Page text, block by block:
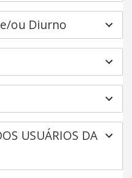
ou Diurno
USUÁRIOS DA